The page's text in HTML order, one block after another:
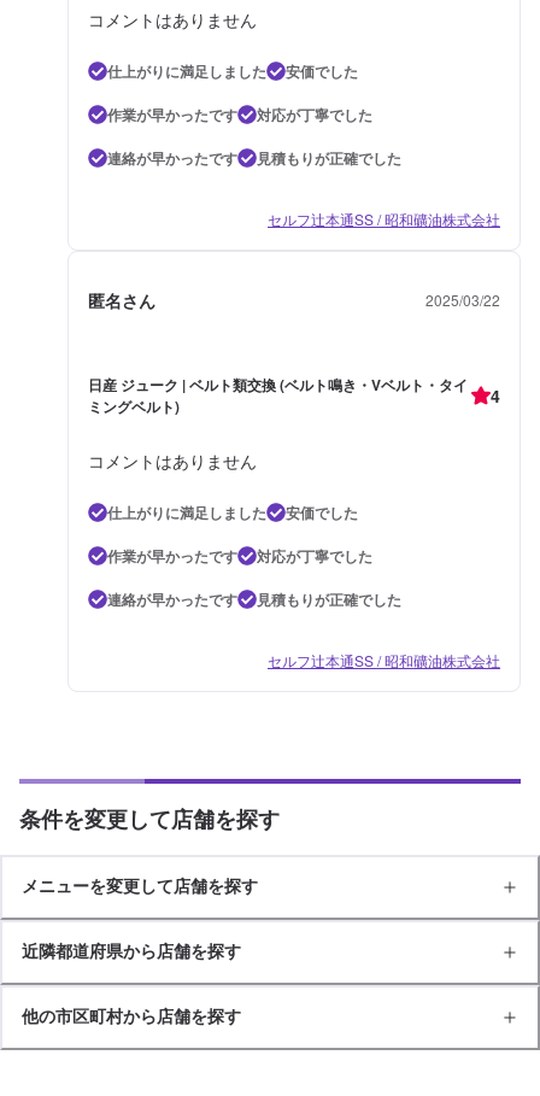
コメントはありません
仕上がりに満足しました
安価でした
作業が早かったです
対応が丁寧でした
連絡が早かったです
見積もりが正確でした
セルフ辻本通SS / 昭和礦油株式会社
匿名さん 2025/03/22
日産 ジューク | ベルト類交換 (ベルト鳴き・Vベルト・タイ
ミングベルト)
4
コメントはありません
仕上がりに満足しました
安価でした
作業が早かったです
対応が丁寧でした
連絡が早かったです
見積もりが正確でした
セルフ辻本通SS / 昭和礦油株式会社
条件を変更して店舗を探す
メニューを変更して店舗を探す
近隣都道府県から店舗を探す
他の市区町村から店舗を探す